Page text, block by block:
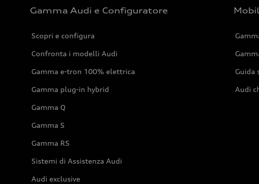
Gamma Audi e Configuratore
Scopri e configura
Confronta i modelli Audi
Gamma e-tron 100% elettrica
Gamma plug-in hybrid
Gamma Q
Gamma S
Gamma RS
Sistemi di Assistenza Audi
Audi exclusive
Guida
Audi